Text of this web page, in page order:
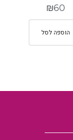
₪60
הוספה לסל